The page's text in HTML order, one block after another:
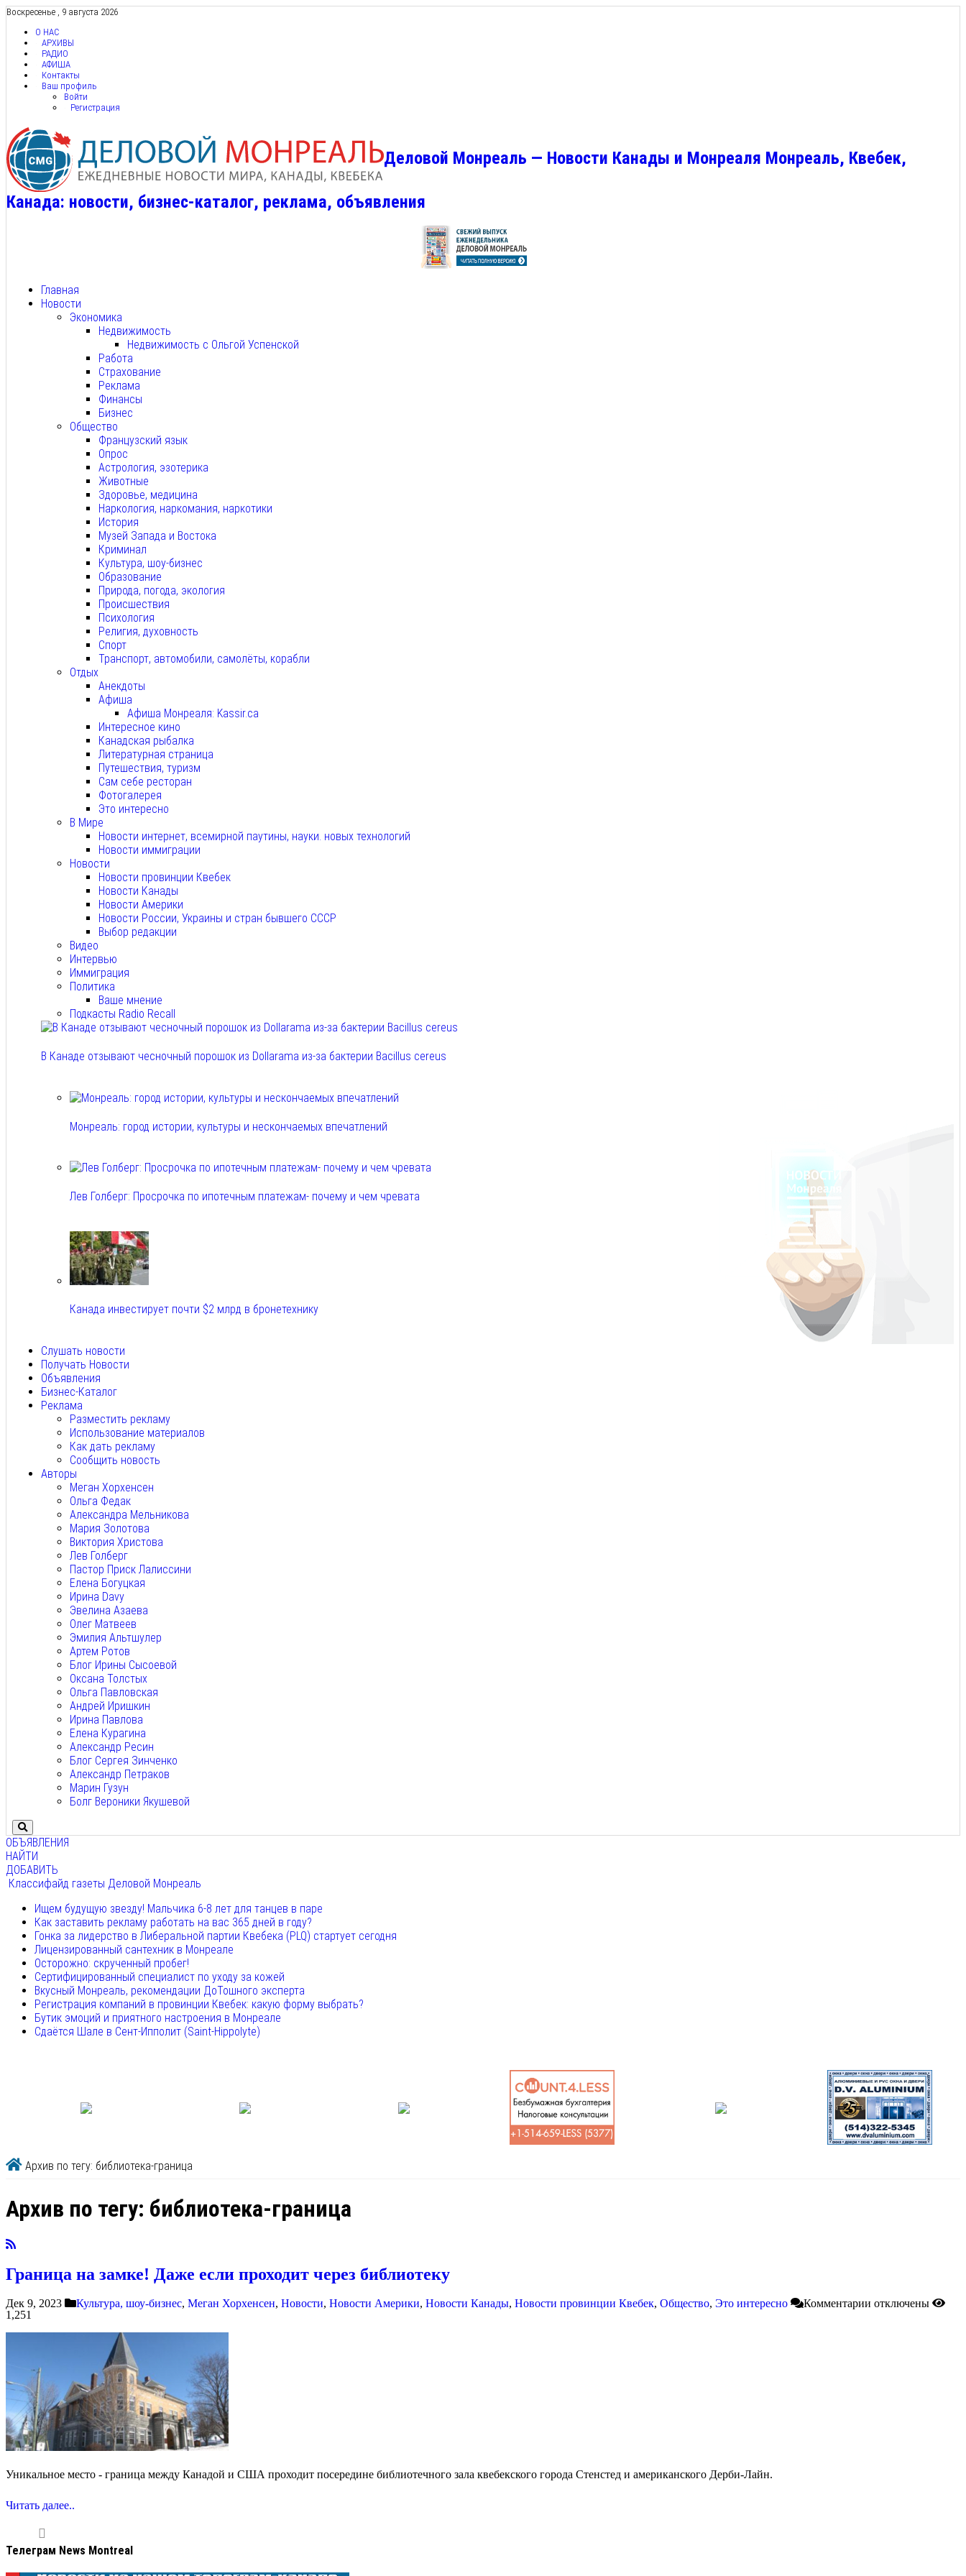
Воскресенье , 9 августа 2026
О НАС
АРХИВЫ
РАДИО
АФИША
Контакты
Ваш профиль
Войти
Регистрация
Деловой Монреаль — Новости Канады и Монреаля Монреаль, Квебек,
Канада: новости, бизнес-каталог, реклама, объявления
Главная
Новости
Экономика
Недвижимость
Недвижимость с Ольгой Успенской
Работа
Страхование
Реклама
Финансы
Бизнес
Общество
Французский язык
Опрос
Астрология, эзотерика
Животные
Здоровье, медицина
Наркология, наркомания, наркотики
История
Музей Запада и Востока
Криминал
Культура, шоу-бизнес
Образование
Природа, погода, экология
Происшествия
Психология
Религия, духовность
Спорт
Транспорт, автомобили, самолёты, корабли
Отдых
Анекдоты
Афиша
Афиша Монреаля: Kassir.ca
Интересное кино
Канадская рыбалка
Литературная страница
Путешествия, туризм
Сам себе ресторан
Фотогалерея
Это интересно
В Мире
Новости интернет, всемирной паутины, науки. новых технологий
Новости иммиграции
Новости
Новости провинции Квебек
Новости Канады
Новости Америки
Новости России, Украины и стран бывшего СССР
Выбор редакции
Видео
Интервью
Иммиграция
Политика
Ваше мнение
Подкасты Radio Recall
В Канаде отзывают чесночный порошок из Dollarama из-за бактерии Bacillus cereus
Монреаль: город истории, культуры и нескончаемых впечатлений
Лев Голберг: Просрочка по ипотечным платежам- почему и чем чревата
Канада инвестирует почти $2 млрд в бронетехнику
Слушать новости
Получать Новости
Объявления
Бизнес-Каталог
Реклама
Разместить рекламу
Использование материалов
Как дать рекламу
Сообщить новость
Авторы
Меган Хорхенсен
Ольга Федак
Александра Мельникова
Мария Золотова
Виктория Христова
Лев Голберг
Пастор Приск Лалиссини
Елена Богуцкая
Ирина Davy
Эвелина Азаева
Олег Матвеев
Эмилия Альтшулер
Артем Ротов
Блог Ирины Сысоевой
Оксана Толстых
Ольга Павловская
Андрей Иришкин
Ирина Павлова
Елена Курагина
Александр Ресин
Блог Сергея Зинченко
Александр Петраков
Марин Гузун
Болг Вероники Якушевой
ОБЪЯВЛЕНИЯ
НАЙТИ
ДОБАВИТЬ
Классифайд газеты Деловой Монреаль
Ищем будущую звезду! Мальчика 6-8 лет для танцев в паре
Как заставить рекламу работать на вас 365 дней в году?
Гонка за лидерство в Либеральной партии Квебека (PLQ) стартует сегодня
Лицензированный сантехник в Монреале
Осторожно: скрученный пробег!
Сертифицированный специалист по уходу за кожей
Вкусный Монреаль, рекомендации ДоТошного эксперта
Регистрация компаний в провинции Квебек: какую форму выбрать?
Бутик эмоций и приятного настроения в Монреале
Сдаётся Шале в Сент-Ипполит (Saint-Hippolyte)
Архив по тегу: библиотека-граница
Архив по тегу: библиотека-граница
Граница на замке! Даже если проходит через библиотеку
Дек 9, 2023 Культура, шоу-бизнес, Меган Хорхенсен, Новости, Новости Америки, Новости Канады, Новости провинции Квебек, Общество, Это интересно Комментарии отключены
1,251
Уникальное место - граница между Канадой и США проходит посередине библиотечного зала квебекского города Стенстед и американского Дерби-Лайн.
Читать далее..
Телеграм News Montreal